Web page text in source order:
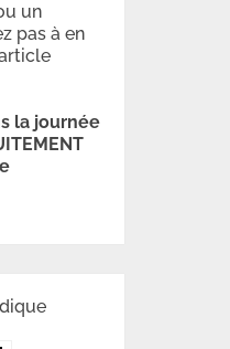
un
pas à en
la journée